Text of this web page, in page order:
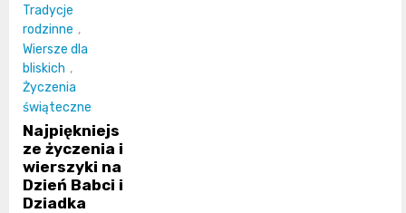
Tradycje
rodzinne ,
Wiersze dla
bliskich ,
Życzenia
świąteczne
Najpiękniejs
ze życzenia i
wierszyki na
Dzień Babci i
Dziadka